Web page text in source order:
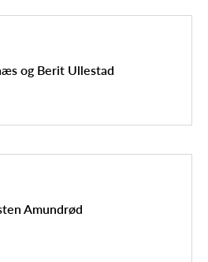
og Berit Ullestad
Amundrød